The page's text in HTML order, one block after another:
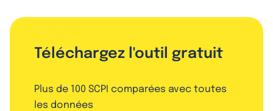
Téléchargez l'outil gratuit
Plus de 100 SCPI comparées avec toutes
les données